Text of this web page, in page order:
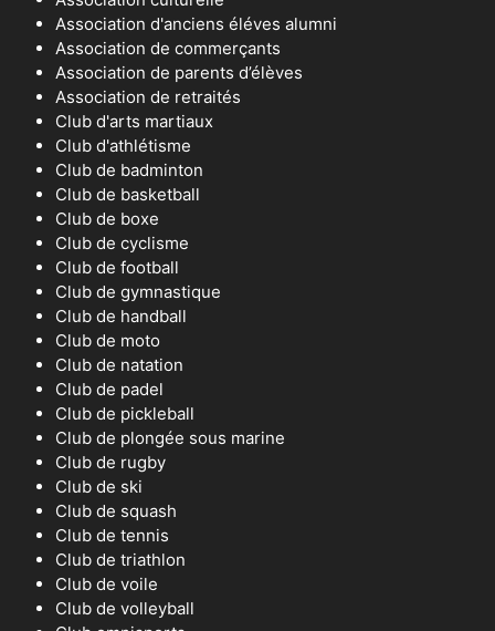
Association d'anciens éléves alumni
Association de commerçants
Association de parents d’élèves
Association de retraités
Club d'arts martiaux
Club d'athlétisme
Club de badminton
Club de basketball
Club de boxe
Club de cyclisme
Club de football
Club de gymnastique
Club de handball
Club de moto
Club de natation
Club de padel
Club de pickleball
Club de plongée sous marine
Club de rugby
Club de ski
Club de squash
Club de tennis
Club de triathlon
Club de voile
Club de volleyball